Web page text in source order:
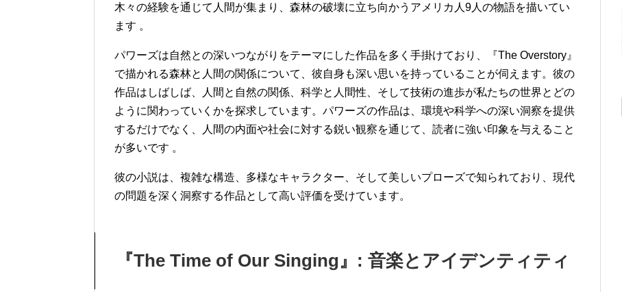
木々の経験を通じて人間が集まり、森林の破壊に立ち向かうアメリカ人9人の物語を描いてい
ます 。
パワーズは自然との深いつながりをテーマにした作品を多く手掛けており、『The Overstory』
で描かれる森林と人間の関係について、彼自身も深い思いを持っていることが伺えます。彼の
作品はしばしば、人間と自然の関係、科学と人間性、そして技術の進歩が私たちの世界とどの
ように関わっていくかを探求しています。パワーズの作品は、環境や科学への深い洞察を提供
するだけでなく、人間の内面や社会に対する鋭い観察を通じて、読者に強い印象を与えること
が多いです 。
彼の小説は、複雑な構造、多様なキャラクター、そして美しいプローズで知られており、現代
の問題を深く洞察する作品として高い評価を受けています。
『The Time of Our Singing』: 音楽とアイデンティティ